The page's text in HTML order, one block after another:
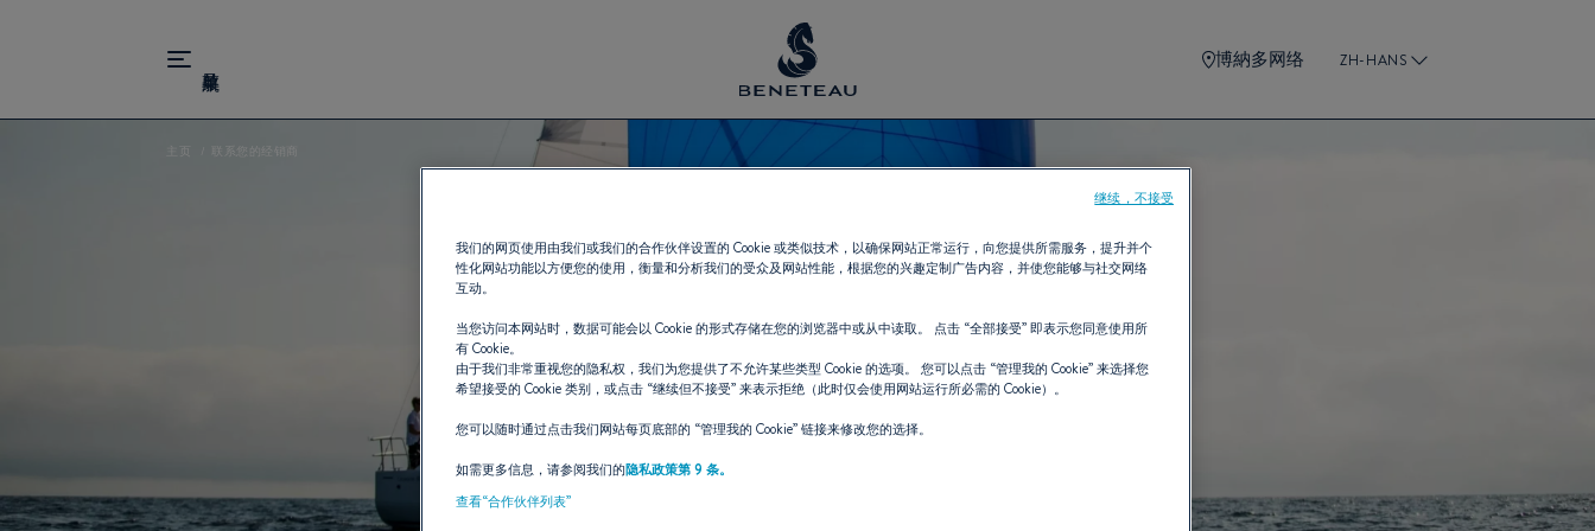
博納多网络 ZH-HANS
主页 联系您的经销商
我们的网页使用由我们或我们的合作伙伴设置的 Cookie 或类似技术，以确保网站正常运行，向您提供所需服务，提升并个
性化网站功能以方便您的使用，衡量和分析我们的受众及网站性能，根据您的兴趣定制广告内容，并使您能够与社交网络
互动。
当您访问本网站时，数据可能会以 Cookie 的形式存储在您的浏览器中或从中读取。 点击 “全部接受”即表示您同意使用所
有 Cookie。
由于我们非常重视您的隐私权，我们为您提供了不允许某些类型 Cookie 的选项。 您可以点击 “管理我的 Cookie”来选择您
希望接受的 Cookie 类别，或点击 “继续但不接受”来表示拒绝（此时仅会使用网站运行所必需的 Cookie）。
您可以随时通过点击我们网站每页底部的 “管理我的 Cookie”链接来修改您的选择。
如需更多信息，请参阅我们的隐私政策第 9 条。
查看“合作伙伴列表”
继续，不接受